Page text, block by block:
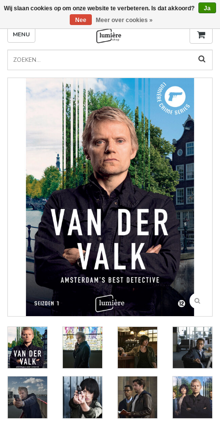
MENU
Wij slaan cookies op om onze website te verbeteren. Is dat akkoord?
Ja
Nee
Meer over cookies »